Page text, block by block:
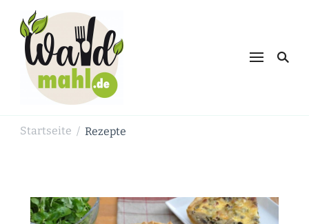
Schnabulieren, was die Natur einem
Startseite / Rezepte